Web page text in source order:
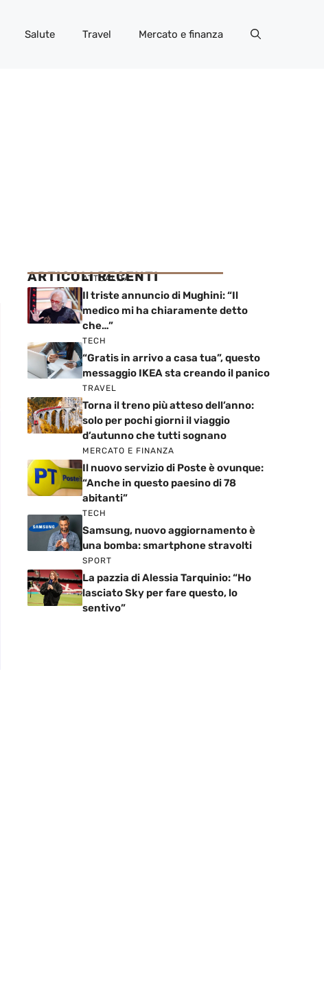
Salute Travel Mercato e finanza
ARTICOLI RECENTI
ATTUALITÀ
Il triste annuncio di Mughini: “Il
medico mi ha chiaramente detto
che…”
TECH
“Gratis in arrivo a casa tua”, questo
messaggio IKEA sta creando il panico
TRAVEL
Torna il treno più atteso dell’anno:
solo per pochi giorni il viaggio
d’autunno che tutti sognano
MERCATO E FINANZA
Il nuovo servizio di Poste è ovunque:
“Anche in questo paesino di 78
abitanti”
TECH
Samsung, nuovo aggiornamento è
una bomba: smartphone stravolti
SPORT
La pazzia di Alessia Tarquinio: “Ho
lasciato Sky per fare questo, lo
sentivo”